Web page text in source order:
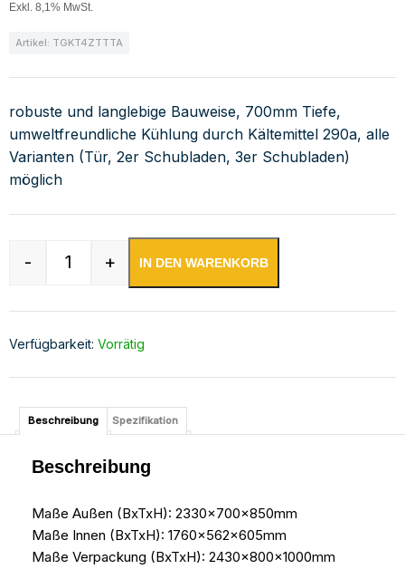
Exkl. 8,1% MwSt.
Artikel: TGKT4ZTTTA
robuste und langlebige Bauweise, 700mm Tiefe,
umweltfreundliche Kühlung durch Kältemittel 290a, alle
Varianten (Tür, 2er Schubladen, 3er Schubladen)
möglich
Kühltisch -2 bis +8°C 2330x700x850mm mit 3x
- + IN DEN WARENKORB
Verfügbarkeit: Vorrätig
Beschreibung Spezifikation
Beschreibung
Maße Außen (BxTxH): 2330x700x850mm
Maße Innen (BxTxH): 1760x562x605mm
Maße Verpackung (BxTxH): 2430x800x1000mm